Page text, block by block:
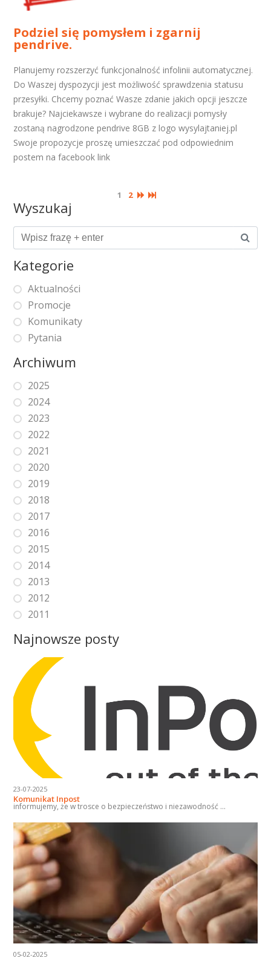
Podziel się pomysłem i zgarnij
pendrive.
Planujemy rozszerzyć funkcjonalność infolinii automatycznej.
Do Waszej dyspozycji jest możliwość sprawdzenia statusu
przesyłki. Chcemy poznać Wasze zdanie jakich opcji jeszcze
brakuje? Najciekawsze i wybrane do realizacji pomysły
zostaną nagrodzone pendrive 8GB z logo wysylajtaniej.pl
Swoje propozycje proszę umieszczać pod odpowiednim
postem na facebook link
1 2
Wyszukaj
Kategorie
Aktualności
Promocje
Komunikaty
Pytania
Archiwum
2025
2024
2023
2022
2021
2020
2019
2018
2017
2016
2015
2014
2013
2012
2011
Najnowsze posty
23-07-2025
Komunikat Inpost
informujemy, że w trosce o bezpieczeństwo i niezawodność ...
05-02-2025